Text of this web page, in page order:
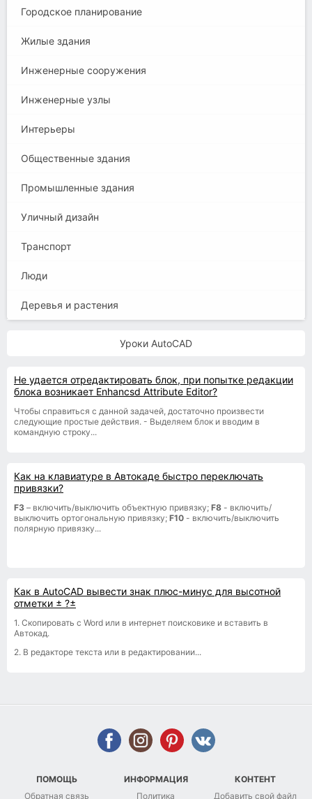
Городское планирование
Жилые здания
Инженерные сооружения
Инженерные узлы
Интерьеры
Общественные здания
Промышленные здания
Уличный дизайн
Транспорт
Люди
Деревья и растения
Уроки AutoCAD
Не удается отредактировать блок, при попытке редакции
блока возникает Enhancsd Attribute Editor?
Чтобы справиться с данной задачей, достаточно произвести
следующие простые действия. - Выделяем блок и вводим в
командную строку...
Как на клавиатуре в Автокаде быстро переключать
привязки?
F3 – включить/выключить объектную привязку; F8 - включить/
выключить ортогональную привязку; F10 - включить/выключить
полярную привязку...
Как в AutoCAD вывести знак плюс-минус для высотной
отметки ± ?±
1. Скопировать с Word или в интернет поисковике и вставить в
Автокад.
2. В редакторе текста или в редактировании...
ПОМОЩЬ
Обратная связь
ИНФОРМАЦИЯ
Политика
КОНТЕНТ
Добавить свой файл